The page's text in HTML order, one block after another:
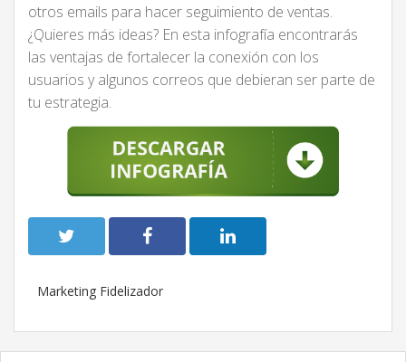
otros emails para hacer seguimiento de ventas.
¿Quieres más ideas? En esta infografía encontrarás
las ventajas de fortalecer la conexión con los
usuarios y algunos correos que debieran ser parte de
tu estrategia.
Marketing Fidelizador